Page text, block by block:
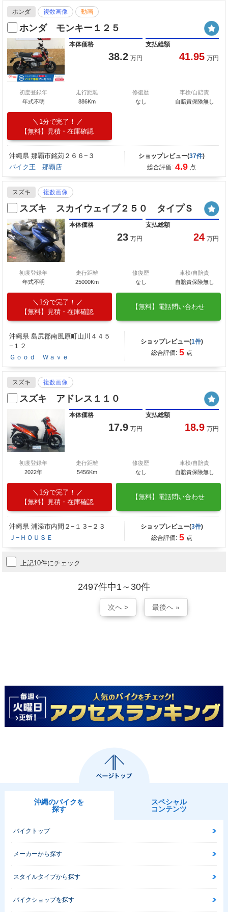
ホンダ 複数画像 動画
ホンダ モンキー１２５
本体価格
38.2 万円
支払総額
41.95 万円
初度登録年
年式不明
走行距離
886Km
修復歴
なし
車検/自賠責
自賠責保険無し
1分で完了！
【無料】見積・在庫確認
沖縄県 那覇市銘苅２６６−３
バイク王 那覇店
ショップレビュー(37件)
総合評価: 4.9 点
スズキ 複数画像
スズキ スカイウェイブ２５０ タイプＳ
本体価格
23 万円
支払総額
24 万円
初度登録年
年式不明
走行距離
25000Km
修復歴
なし
車検/自賠責
自賠責保険無し
1分で完了！
【無料】見積・在庫確認
【無料】電話問い合わせ
沖縄県 島尻郡南風原町山川４４５
−１２
Ｇｏｏｄ Ｗａｖｅ
ショップレビュー(1件)
総合評価: 5 点
スズキ 複数画像
スズキ アドレス１１０
本体価格
17.9 万円
支払総額
18.9 万円
初度登録年
2022年
走行距離
5456Km
修復歴
なし
車検/自賠責
自賠責保険無し
1分で完了！
【無料】見積・在庫確認
【無料】電話問い合わせ
沖縄県 浦添市内間２−１３−２３
Ｊ−ＨＯＵＳＥ
ショップレビュー(3件)
総合評価: 5 点
上記10件にチェック
2497件中1～30件
次へ > 最後へ »
沖縄のバイクを
探す
スペシャル
コンテンツ
バイクトップ
メーカーから探す
スタイルタイプから探す
バイクショップを探す